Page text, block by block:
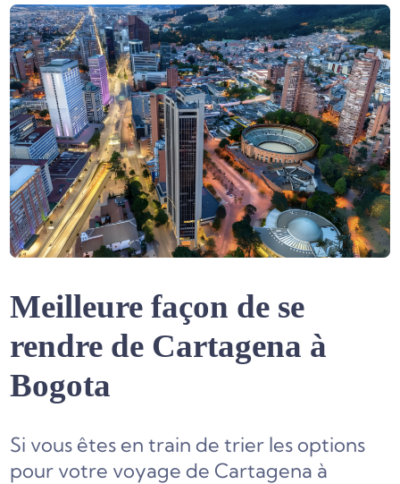
Meilleure façon de se
rendre de Cartagena à
Bogota
Si vous êtes en train de trier les options
pour votre voyage de Cartagena à